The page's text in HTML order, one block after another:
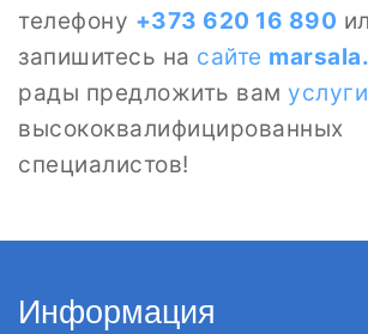
телефону +373 620 16 890
запишитесь на сайте
рады предложить вам услуги
высококвалифицированных
специалистов!
Информация